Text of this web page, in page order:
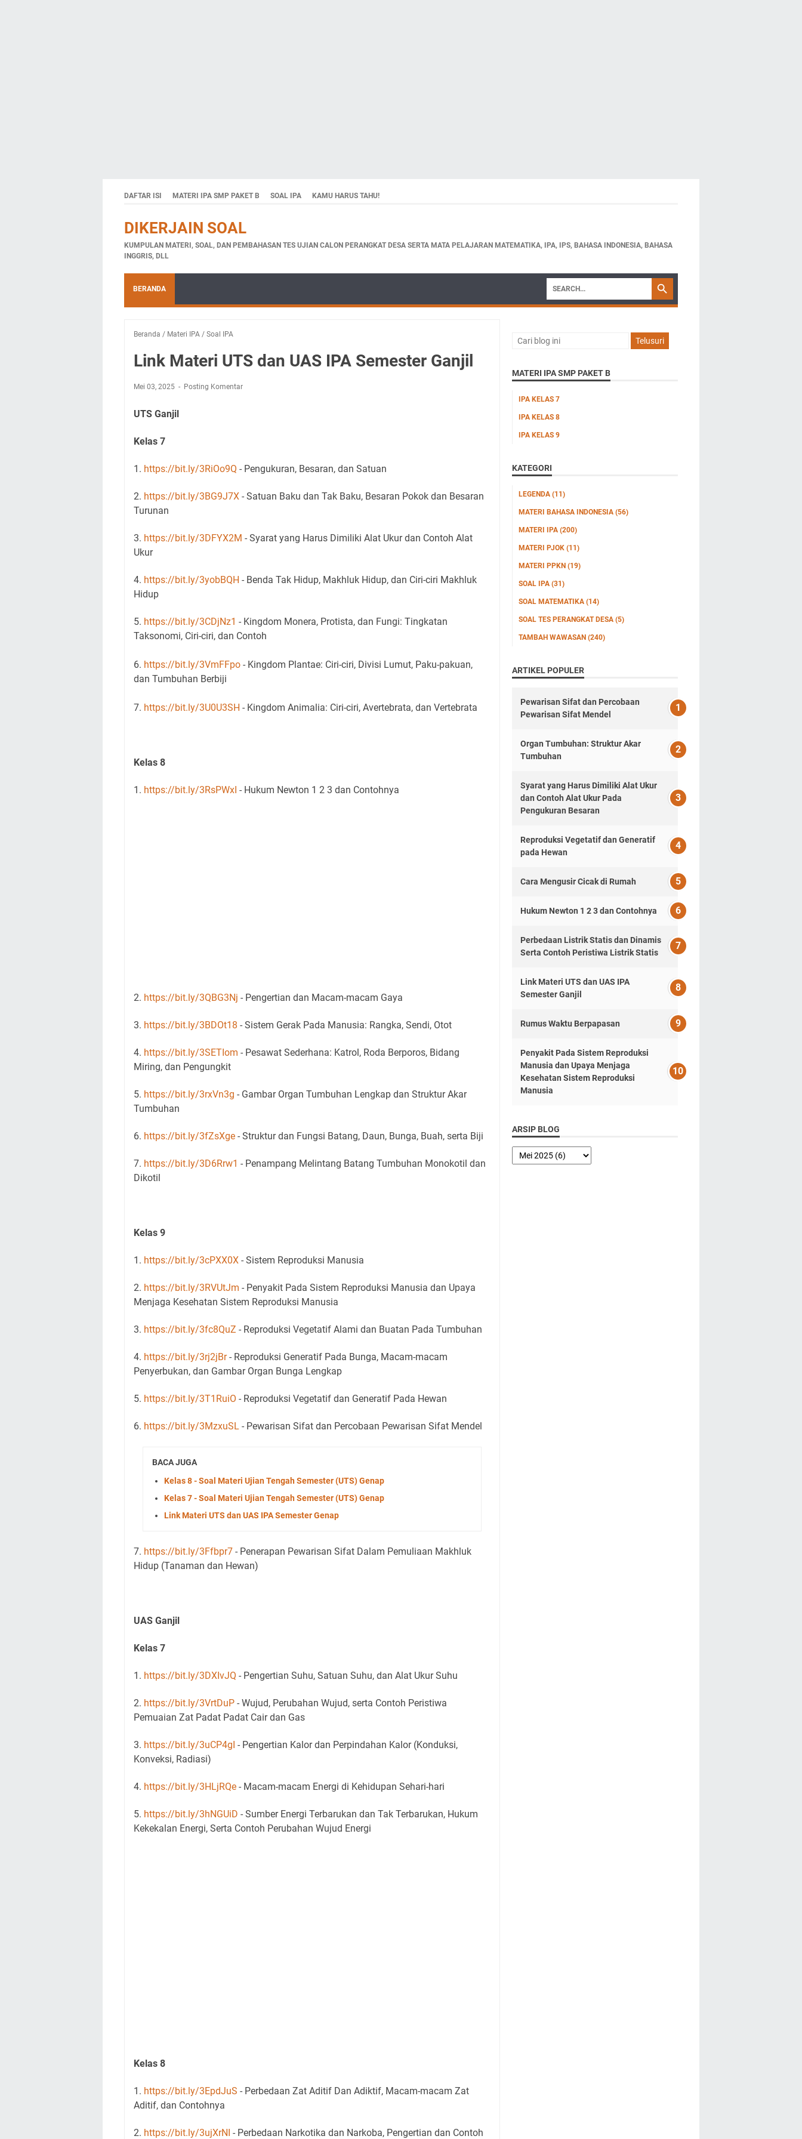
DAFTAR ISI MATERI IPA SMP PAKET B SOAL IPA KAMU HARUS TAHU!
DIKERJAIN SOAL
KUMPULAN MATERI, SOAL, DAN PEMBAHASAN TES UJIAN CALON PERANGKAT DESA SERTA MATA PELAJARAN MATEMATIKA, IPA, IPS, BAHASA INDONESIA, BAHASA
INGGRIS, DLL
BERANDA
Beranda / Materi IPA / Soal IPA
Link Materi UTS dan UAS IPA Semester Ganjil
Mei 03, 2025 Posting Komentar
UTS Ganjil
Kelas 7
1. https://bit.ly/3RiOo9Q - Pengukuran, Besaran, dan Satuan
2. https://bit.ly/3BG9J7X - Satuan Baku dan Tak Baku, Besaran Pokok dan Besaran
Turunan
3. https://bit.ly/3DFYX2M - Syarat yang Harus Dimiliki Alat Ukur dan Contoh Alat
Ukur
4. https://bit.ly/3yobBQH - Benda Tak Hidup, Makhluk Hidup, dan Ciri-ciri Makhluk
Hidup
5. https://bit.ly/3CDjNz1 - Kingdom Monera, Protista, dan Fungi: Tingkatan
Taksonomi, Ciri-ciri, dan Contoh
6. https://bit.ly/3VmFFpo - Kingdom Plantae: Ciri-ciri, Divisi Lumut, Paku-pakuan,
dan Tumbuhan Berbiji
7. https://bit.ly/3U0U3SH - Kingdom Animalia: Ciri-ciri, Avertebrata, dan Vertebrata
Kelas 8
1. https://bit.ly/3RsPWxI - Hukum Newton 1 2 3 dan Contohnya
2. https://bit.ly/3QBG3Nj - Pengertian dan Macam-macam Gaya
3. https://bit.ly/3BDOt18 - Sistem Gerak Pada Manusia: Rangka, Sendi, Otot
4. https://bit.ly/3SETIom - Pesawat Sederhana: Katrol, Roda Berporos, Bidang
Miring, dan Pengungkit
5. https://bit.ly/3rxVn3g - Gambar Organ Tumbuhan Lengkap dan Struktur Akar
Tumbuhan
6. https://bit.ly/3fZsXge - Struktur dan Fungsi Batang, Daun, Bunga, Buah, serta Biji
7. https://bit.ly/3D6Rrw1 - Penampang Melintang Batang Tumbuhan Monokotil dan
Dikotil
Kelas 9
1. https://bit.ly/3cPXX0X - Sistem Reproduksi Manusia
2. https://bit.ly/3RVUtJm - Penyakit Pada Sistem Reproduksi Manusia dan Upaya
Menjaga Kesehatan Sistem Reproduksi Manusia
3. https://bit.ly/3fc8QuZ - Reproduksi Vegetatif Alami dan Buatan Pada Tumbuhan
4. https://bit.ly/3rj2jBr- Reproduksi Generatif Pada Bunga, Macam-macam
Penyerbukan, dan Gambar Organ Bunga Lengkap
5. https://bit.ly/3T1RuiO - Reproduksi Vegetatif dan Generatif Pada Hewan
6. https://bit.ly/3MzxuSL - Pewarisan Sifat dan Percobaan Pewarisan Sifat Mendel
BACA JUGA
Kelas 8 - Soal Materi Ujian Tengah Semester (UTS) Genap
Kelas 7 - Soal Materi Ujian Tengah Semester (UTS) Genap
Link Materi UTS dan UAS IPA Semester Genap
7. https://bit.ly/3Ffbpr7 - Penerapan Pewarisan Sifat Dalam Pemuliaan Makhluk
Hidup (Tanaman dan Hewan)
UAS Ganjil
Kelas 7
1. https://bit.ly/3DXIvJQ - Pengertian Suhu, Satuan Suhu, dan Alat Ukur Suhu
2. https://bit.ly/3VrtDuP - Wujud, Perubahan Wujud, serta Contoh Peristiwa
Pemuaian Zat Padat Padat Cair dan Gas
3. https://bit.ly/3uCP4gI - Pengertian Kalor dan Perpindahan Kalor (Konduksi,
Konveksi, Radiasi)
4. https://bit.ly/3HLjRQe - Macam-macam Energi di Kehidupan Sehari-hari
5. https://bit.ly/3hNGUiD - Sumber Energi Terbarukan dan Tak Terbarukan, Hukum
Kekekalan Energi, Serta Contoh Perubahan Wujud Energi
Kelas 8
1. https://bit.ly/3EpdJuS - Perbedaan Zat Aditif Dan Adiktif, Macam-macam Zat
Aditif, dan Contohnya
2. https://bit.ly/3ujXrNI - Perbedaan Narkotika dan Narkoba, Pengertian dan Contoh
MATERI IPA SMP PAKET B
IPA KELAS 7
IPA KELAS 8
IPA KELAS 9
KATEGORI
LEGENDA (11)
MATERI BAHASA INDONESIA (56)
MATERI IPA (200)
MATERI PJOK (11)
MATERI PPKN (19)
SOAL IPA (31)
SOAL MATEMATIKA (14)
SOAL TES PERANGKAT DESA (5)
TAMBAH WAWASAN (240)
ARTIKEL POPULER
Pewarisan Sifat dan Percobaan
Pewarisan Sifat Mendel
Organ Tumbuhan: Struktur Akar
Tumbuhan
Syarat yang Harus Dimiliki Alat Ukur
dan Contoh Alat Ukur Pada
Pengukuran Besaran
Reproduksi Vegetatif dan Generatif
pada Hewan
Cara Mengusir Cicak di Rumah
Hukum Newton 1 2 3 dan Contohnya
Perbedaan Listrik Statis dan Dinamis
Serta Contoh Peristiwa Listrik Statis
Link Materi UTS dan UAS IPA
Semester Ganjil
Rumus Waktu Berpapasan
Penyakit Pada Sistem Reproduksi
Manusia dan Upaya Menjaga
Kesehatan Sistem Reproduksi
Manusia
ARSIP BLOG